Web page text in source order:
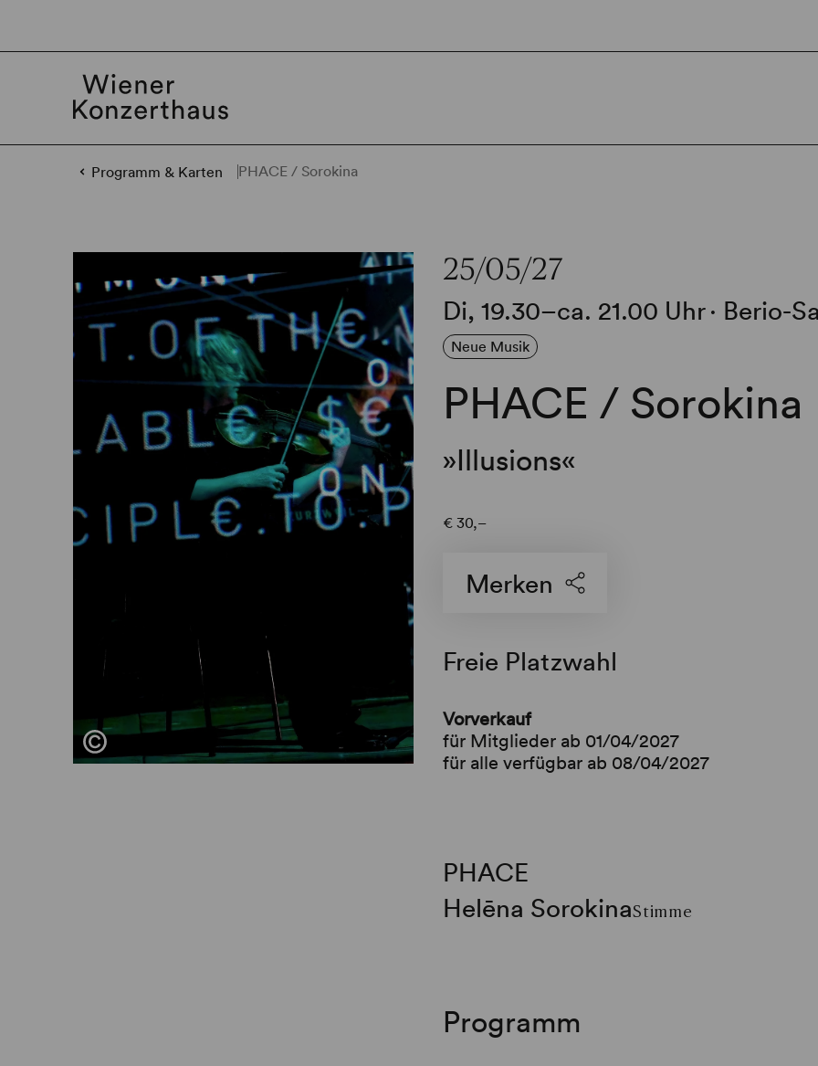
Programm & Karten PHACE / Sorokina
25/05/27
Di, 19.30–ca. 21.00 Uhr∙ Berio-
Neue Musik
PHACE / Sorokina
»Illusions«
€30,–
Merken
Freie Platzwahl
Vorverkauf
für Mitglieder ab 01/04/2027
für alle verfügbar ab 08/04/2027
PHACE
Helēna SorokinaStimme
Programm